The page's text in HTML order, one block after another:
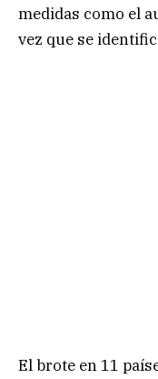
medidas como el
vez que se
El brote en 11